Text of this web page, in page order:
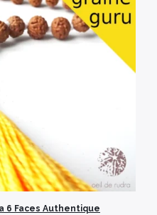
6 Faces Authentique